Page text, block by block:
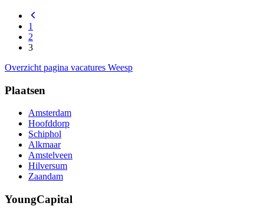
1
2
3
Overzicht pagina vacatures Weesp
Plaatsen
Amsterdam
Hoofddorp
Schiphol
Alkmaar
Amstelveen
Hilversum
Zaandam
YoungCapital